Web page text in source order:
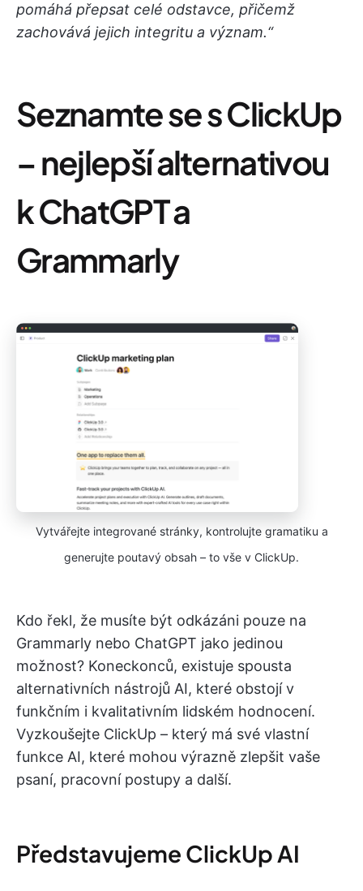
pomáhá přepsat celé odstavce, přičemž
zachovává jejich integritu a význam.“
Seznamte se s ClickUp
– nejlepší alternativou
k ChatGPT a
Grammarly
Vytvářejte integrované stránky, kontrolujte gramatiku a
generujte poutavý obsah – to vše v ClickUp.
Kdo řekl, že musíte být odkázáni pouze na
Grammarly nebo ChatGPT jako jedinou
možnost? Koneckonců, existuje spousta
alternativních nástrojů AI, které obstojí v
funkčním i kvalitativním lidském hodnocení.
Vyzkoušejte ClickUp – který má své vlastní
funkce AI, které mohou výrazně zlepšit vaše
psaní, pracovní postupy a další.
Představujeme ClickUp AI